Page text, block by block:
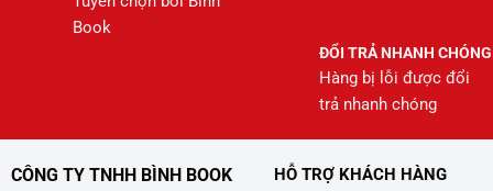
Book
ĐỔI TRẢ NHANH CHÓNG
Hàng bị lỗi được đổi
trả nhanh chóng
CÔNG TY TNHH BÌNH BOOK
HỖ TRỢ KHÁCH HÀNG